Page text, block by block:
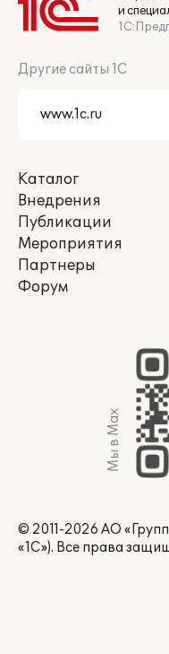
и
Другие сайты 1С
Каталог
Внедрения
Публикации
Мероприятия
Партнеры
Форум
Мы в Max
© 2011-2026 АО
«1С»). Все права